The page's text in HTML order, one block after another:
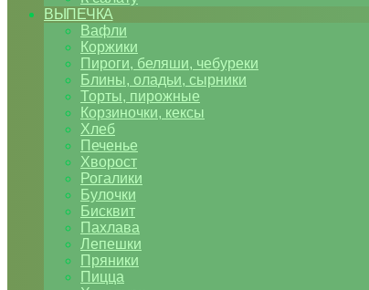
ВЫПЕЧКА
Вафли
Коржики
Пироги, беляши, чебуреки
Блины, оладьи, сырники
Торты, пирожные
Корзиночки, кексы
Хлеб
Печенье
Хворост
Рогалики
Булочки
Бисквит
Пахлава
Лепешки
Пряники
Пицца